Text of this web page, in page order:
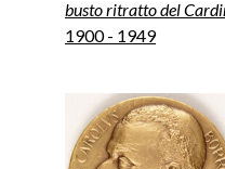
busto ritratto del
1900 - 1949